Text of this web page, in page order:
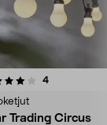
4arvostelut
Trading Circus
5.0 viidestä